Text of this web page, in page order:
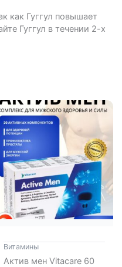
как Гуггул повышает
Гуггул в течении 2-х
Витамины
Актив мен Vitacare 60